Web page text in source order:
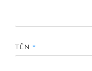
TÊN *